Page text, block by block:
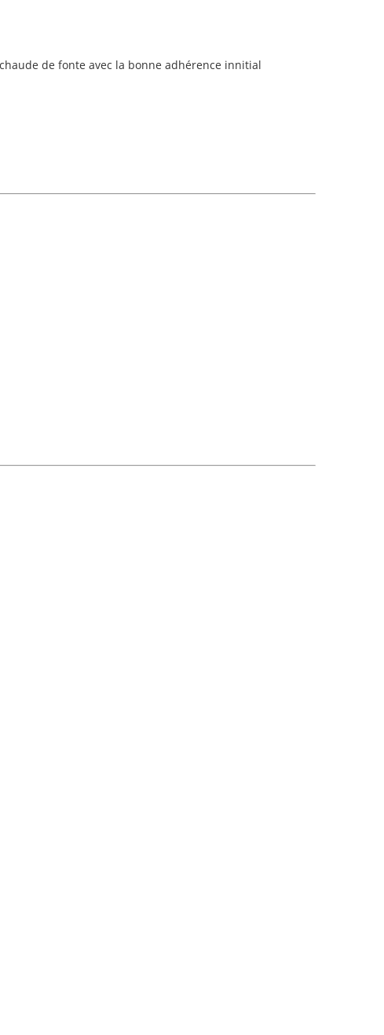
de fonte avec la bonne adhérence innitial